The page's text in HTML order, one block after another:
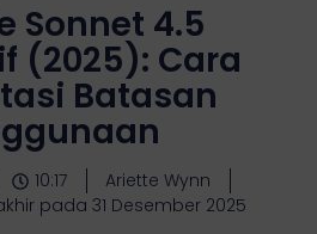
Sonnet 4.5
(2025): Cara
Batasan
10:17
Ariette Wynn
pada 31 Desember 2025